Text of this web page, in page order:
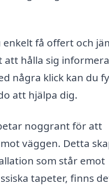
få offert och
hålla sig
några klick kan du
att hjälpa dig.
noggrant för att
väggen. Detta
som står emot
tapeter, finns